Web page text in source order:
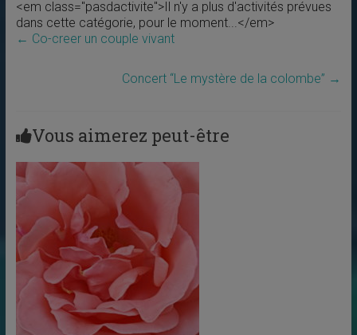
<em class="pasdactivite">Il n'y a plus d'activités prévues
dans cette catégorie, pour le moment...</em>
← Co-creer un couple vivant
Concert “Le mystère de la colombe” →
Vous aimerez peut-être